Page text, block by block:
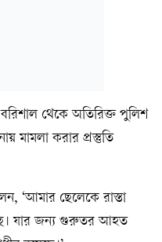
বরিশাল থেকে অতিরিক্ত পুলিশ
মামলা করার প্রস্তুতি
‘আমার ছেলেকে রাস্তা
যার জন্য গুরুতর আহত